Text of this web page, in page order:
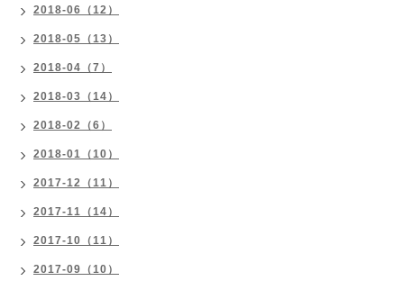
2018-06（12）
2018-05（13）
2018-04（7）
2018-03（14）
2018-02（6）
2018-01（10）
2017-12（11）
2017-11（14）
2017-10（11）
2017-09（10）